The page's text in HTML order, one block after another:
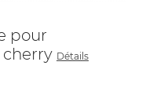
pour
Détails